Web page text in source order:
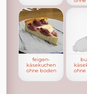
feigen-
käsekuchen
ohne boden